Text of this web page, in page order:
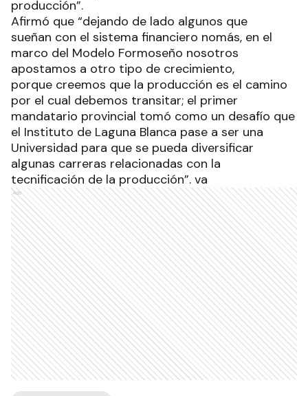
producción”.
Afirmó que “dejando de lado algunos que
sueñan con el sistema financiero nomás, en el
marco del Modelo Formoseño nosotros
apostamos a otro tipo de crecimiento,
porque creemos que la producción es el camino
por el cual debemos transitar; el primer
mandatario provincial tomó como un desafío que
el Instituto de Laguna Blanca pase a ser una
Universidad para que se pueda diversificar
algunas carreras relacionadas con la
tecnificación de la producción”. va
Ads